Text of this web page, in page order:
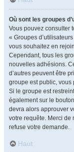
Où sont les groupes
Vous pouvez consulter
« Groupes
vous souhaitez en
Cependant, tous les
nouvelles adhésions.
d’autres peuvent être
groupe est public,
Si le groupe est
également sur le
devra alors approuver
votre requête. Merci de
refuse votre demande.
Haut